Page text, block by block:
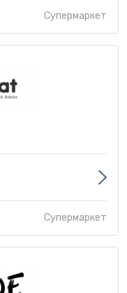
Супермаркет
Супермаркет